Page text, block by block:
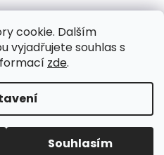
cookie. Dalším
vyjadřujete souhlas s
zde.
Souhlasím
úprava cen a popisů
informace o
kontaktovat. Děkujeme
Shoptet
s.r.o.. Všechna práva